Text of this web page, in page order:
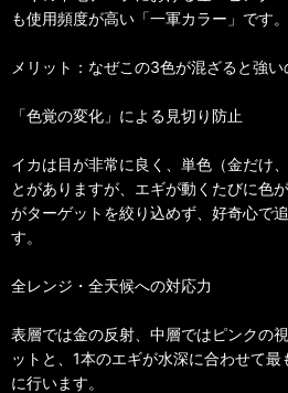
も使用頻度が高い「一軍カラー」です。
メリット：なぜこの3色が混ざると強い
「色覚の変化」による見切り防止
イカは目が非常に良く、単色（金だけ
とがありますが、エギが動くたびに色
がターゲットを絞り込めず、好奇心で
す。
全レンジ・全天候への対応力
表層では金の反射、中層ではピンクの
ットと、1本のエギが水深に合わせて
に行います。